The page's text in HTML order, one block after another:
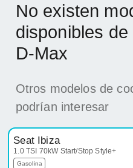
No existen
disponibles
D-Max
Otros modelos de
podrían interesar
Seat Ibiza
1.0 TSI 70kW Start/Stop Style+
Gasolina